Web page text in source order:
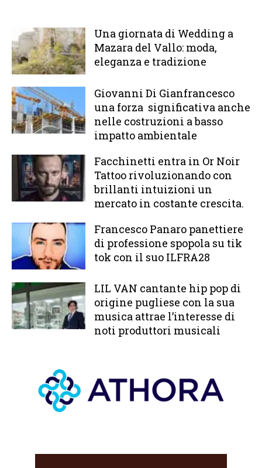
Una giornata di Wedding a
Mazara del Vallo: moda,
eleganza e tradizione
Giovanni Di Gianfrancesco
una forza significativa anche
nelle costruzioni a basso
impatto ambientale
Facchinetti entra in Or Noir
Tattoo rivoluzionando con
brillanti intuizioni un
mercato in costante crescita.
Francesco Panaro panettiere
di professione spopola su tik
tok con il suo ILFRA28
LIL VAN cantante hip pop di
origine pugliese con la sua
musica attrae l’interesse di
noti produttori musicali